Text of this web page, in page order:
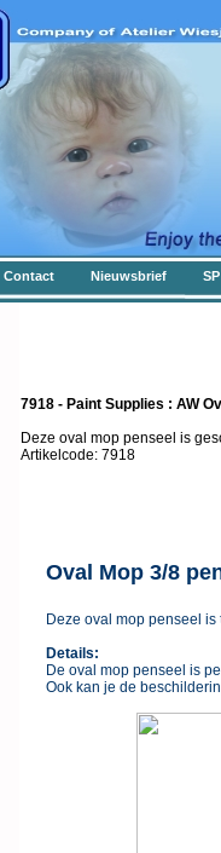
Contact Nieuwsbrief
7918 - Paint Supplies : AW
Deze oval mop penseel is
Artikelcode: 7918
Oval Mop 3/8
Deze oval mop penseel
Details:
De oval mop penseel is
Ook kan je de